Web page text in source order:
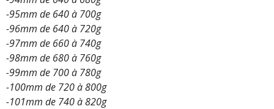
-95mm de 640 à 700g
-96mm de 640 à 720g
-97mm de 660 à 740g
-98mm de 680 à 760g
-99mm de 700 à 780g
-100mm de 720 à 800g
-101mm de 740 à 820g